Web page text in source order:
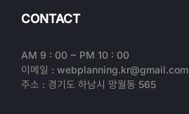
CONTACT
AM 9 : 00 ~ PM 10 : 00
이메일 : webplanning.kr@gmail.com
주소 : 경기도 하남시 망월동 565